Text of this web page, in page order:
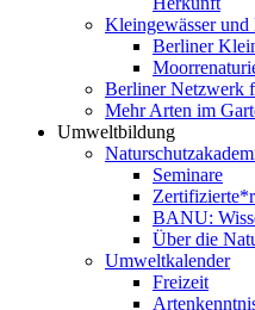
Kleingewässer und
Berliner
Berliner Netzwerk
Mehr Arten im
Umweltbildung
Seminare
BANU:
Über die
Umweltkalender
Freizeit